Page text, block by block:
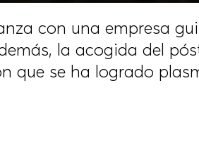
con una empresa
la acogida del
se ha logrado